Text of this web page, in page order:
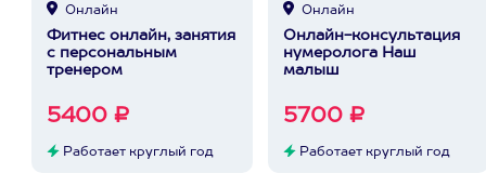
Онлайн
Фитнес онлайн, занятия
с персональным
тренером
5400 ₽
Работает круглый год
Онлайн
Онлайн-консультация
нумеролога Наш
малыш
5700 ₽
Работает круглый год